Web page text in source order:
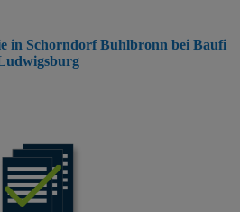
in Schorndorf Buhlbronn bei Baufi